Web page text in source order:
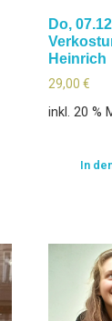
Do,
Heinrich
29,00 €
inkl. 20 %
In